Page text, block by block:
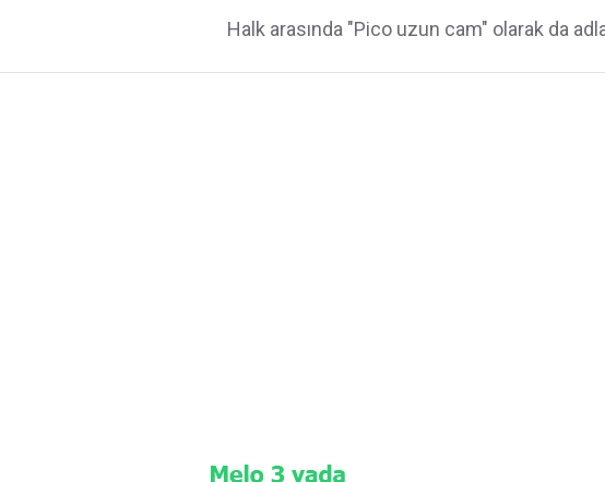
Halk arasında "Pico uzun cam" olarak da